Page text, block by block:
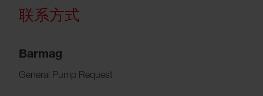
联系方式
Barmag
General Pump Request